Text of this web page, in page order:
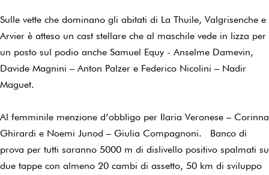
Sulle vette che dominano gli abitati di La Thuile, Valgrisenche e
Arvier è atteso un cast stellare che al maschile vede in lizza per
un posto sul podio anche Samuel Equy - Anselme Damevin,
Davide Magnini – Anton Palzer e Federico Nicolini – Nadir
Maguet.
Al femminile menzione d’obbligo per Ilaria Veronese – Corinna
Ghirardi e Noemi Junod – Giulia Compagnoni. Banco di
prova per tutti saranno 5000 m di dislivello positivo spalmati su
due tappe con almeno 20 cambi di assetto, 50 km di sviluppo